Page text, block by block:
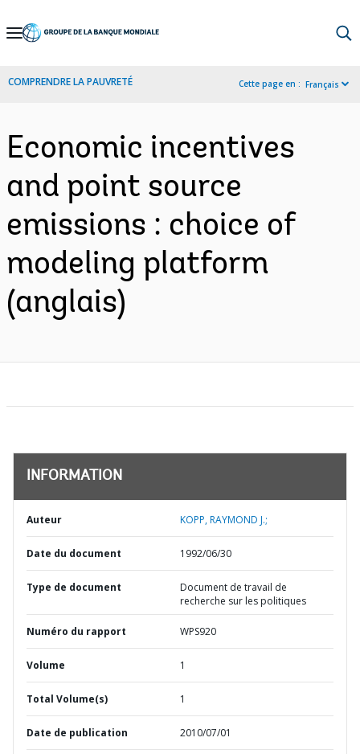
Skip
Navigation
COMPRENDRE LA PAUVRETÉ Cette page en : Français
Economic incentives
and point source
emissions : choice of
modeling platform
(anglais)
INFORMATION
Auteur KOPP, RAYMOND J.;
Date du document 1992/06/30
Type de document
Document de travail de
recherche sur les politiques
Numéro du rapport WPS920
Volume 1
Total Volume(s) 1
Date de publication 2010/07/01